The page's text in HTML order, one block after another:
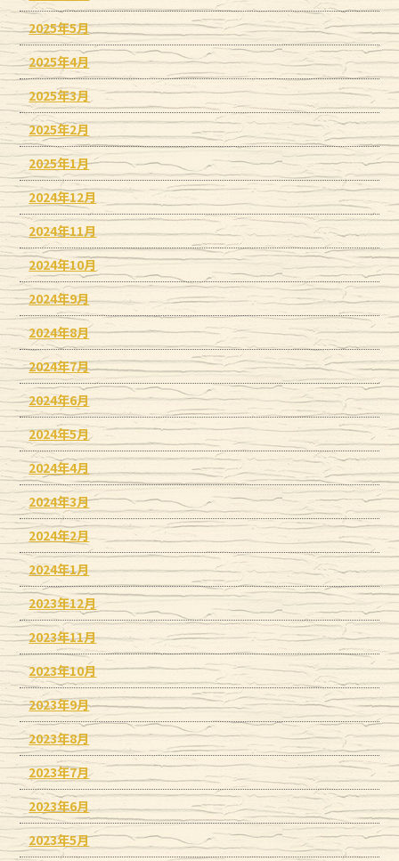
2025年5月
2025年4月
2025年3月
2025年2月
2025年1月
2024年12月
2024年11月
2024年10月
2024年9月
2024年8月
2024年7月
2024年6月
2024年5月
2024年4月
2024年3月
2024年2月
2024年1月
2023年12月
2023年11月
2023年10月
2023年9月
2023年8月
2023年7月
2023年6月
2023年5月